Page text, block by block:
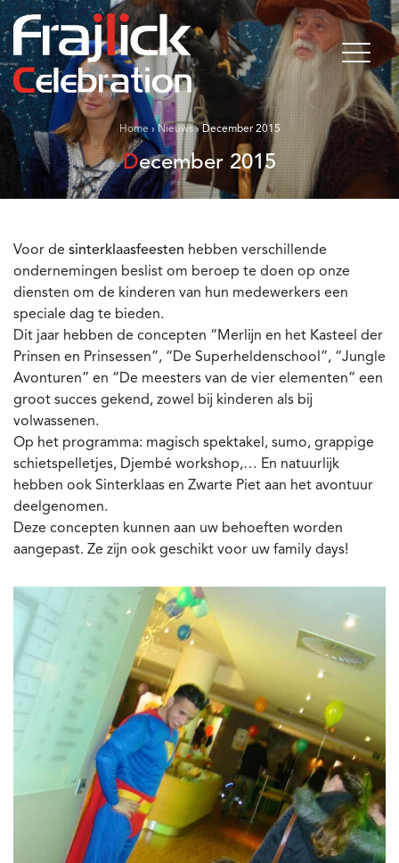
Home›Nieuws›December 2015
December 2015
Voor de sinterklaasfeesten hebben verschillende
ondernemingen beslist om beroep te doen op onze
diensten om de kinderen van hun medewerkers een
speciale dag te bieden.
Dit jaar hebben de concepten “Merlijn en het Kasteel der
Prinsen en Prinsessen”, “De Superheldenschool”, “Jungle
Avonturen” en “De meesters van de vier elementen” een
groot succes gekend, zowel bij kinderen als bij
volwassenen.
Op het programma: magisch spektakel, sumo, grappige
schietspelletjes, Djembé workshop,… En natuurlijk
hebben ook Sinterklaas en Zwarte Piet aan het avontuur
deelgenomen.
Deze concepten kunnen aan uw behoeften worden
aangepast. Ze zijn ook geschikt voor uw family days!